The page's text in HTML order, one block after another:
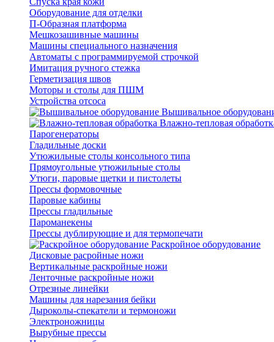
Оборудование для отделки
П-Образная платформа
Мешкозашивные машины
Машины специального назначения
Автоматы с программируемой строчкой
Имитация ручного стежка
Герметизация швов
Моторы и столы для ПШМ
Устройства отсоса
Вышивальное
Влажно-тепловая
Парогенераторы
Гладильные доски
Утюжильные столы консольного типа
Прямоугольные утюжильные столы
Утюги, паровые щетки и пистолеты
Прессы формовочные
Паровые кабины
Прессы гладильные
Пароманекены
Прессы дублирующие и для термопечати
Раскройное оборудование
Дисковые расройные ножи
Вертикальные раскройные ножи
Ленточные раскройные ножи
Отрезные линейки
Машины для нарезания бейки
Дыроколы-спекатели и термоножи
Электроножницы
Вырубные прессы